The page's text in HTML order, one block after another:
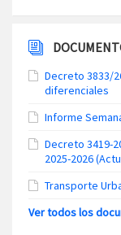
Decreto 3833/
diferenciales
Informe
Decreto 3419-
2025-2026
Transporte
Ver todos los